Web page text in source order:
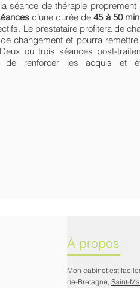
séance de thérapie proprement
d’une durée de45 à 50
Le prestataire profitera de
changement et pourra
ou trois séances post-
de renforcer les acquis et
À propos
Mon cabinet est
de-Bretagne, Saint-